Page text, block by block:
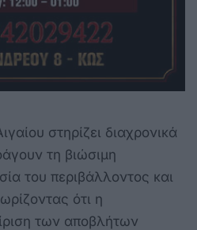
στηρίζει διαχρονικά
τη βιώσιμη
του περιβάλλοντος και
ότι η
των αποβλήτων